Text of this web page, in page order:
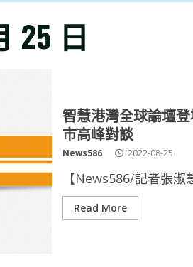
25 日
智慧港灣全球論壇
市高峰對談
News586 2022-08-25
【News586/記者張淑
Read More